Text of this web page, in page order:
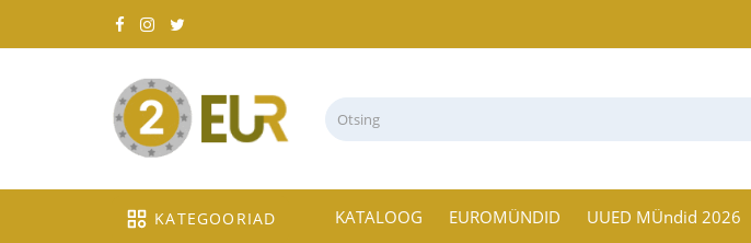
KATEGOORIAD KATALOOG EUROMÜNDID UUED MÜndid 2026